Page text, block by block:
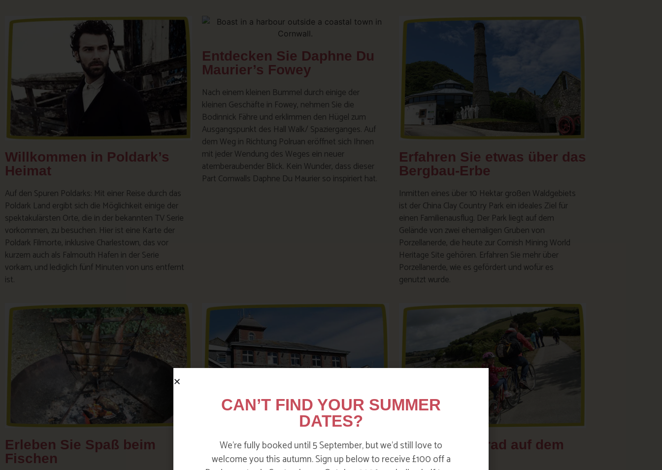
Willkommen in Poldark’s
Heimat
Auf den Spuren Poldarks: Mit einer Reise durch das
Poldark Land ergibt sich die Möglichkeit einige der
spektakulärsten Orte, die in der bekannten TV Serie
vorkommen, zu besuchen. Hier ist eine Karte der
Poldark Filmorte, inklusive Charlestown, das vor
kurzem auch als Falmouth Hafen in der Serie
vorkam, und lediglich fünf Minuten von uns entfernt
ist.
Entdecken Sie Daphne Du
Maurier’s Fowey
Nach einem kleinen Bummel durch einige der
kleinen Geschäfte in Fowey, nehmen Sie die
Bodinnick Fähre und erklimmen den Hügel zum
Ausgangspunkt des Hall Walk/ Spazierganges. Auf
dem Weg in Richtung Polruan eröffnet sich Ihnen
mit jeder Wendung des Weges ein neuer
atemberaubender Blick. Kein Wunder, dass dieser
Part Cornwalls Daphne Du Maurier so inspiriert hat.
Erfahren Sie etwas über das
Bergbau-Erbe
Inmitten eines über 10 Hektar großen Waldgebiets
ist der China Clay Country Park ein ideales Ziel für
einen Familienausflug. Der Park liegt auf dem
Gelände von zwei ehemaligen Gruben von
Porzellanerde, die heute zur Cornish Mining World
Heritage Site gehören. Erfahren Sie mehr über
Porzellanerde, wie es gefördert und wofür es
genutzt wurde.
Erleben Sie Spaß beim
Fischen
Besuchen Sie die St. Austell
Brauerei
Mit dem Fahrrad auf dem
Camel Trail
CAN’T FIND YOUR SUMMER
DATES?
We’re fully booked until 5 September, but we’d still love to
welcome you this autumn. Sign up below to receive £100 off a